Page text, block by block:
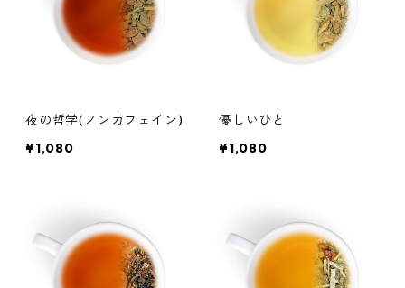
夜の哲学(ノンカフェイン)
¥1,080
優しいひと
¥1,080